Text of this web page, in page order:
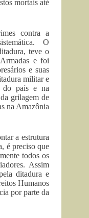
mortais até
contra a
O
teve o
e foi
e suas
militar e
do país e na
grilagem de
na Amazônia
a estrutura
é preciso que
todos os
Assim
ditadura e
Humanos
por parte da